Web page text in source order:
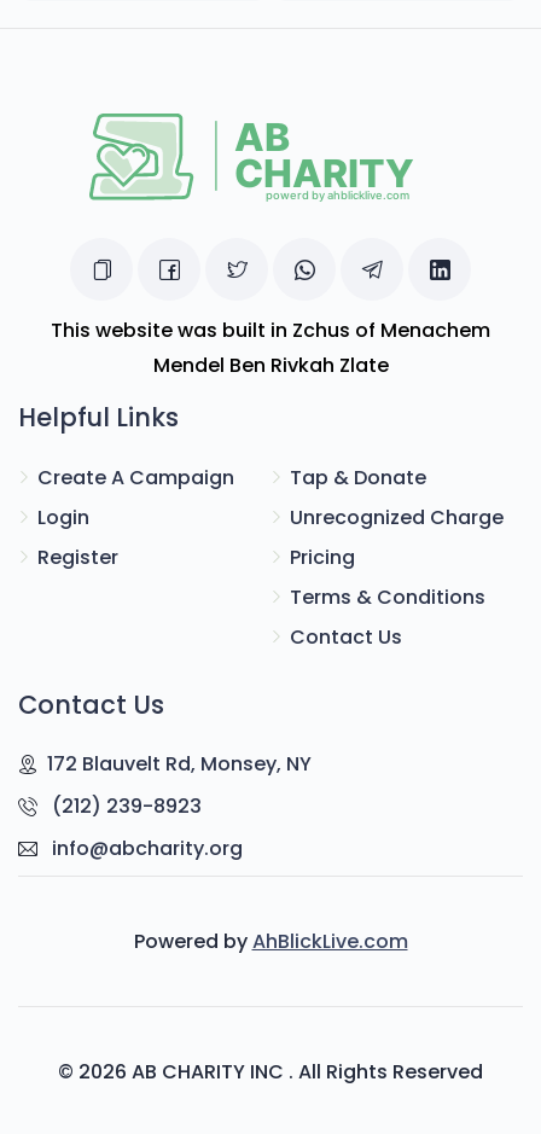
This website was built in Zchus of Menachem
Mendel Ben Rivkah Zlate
Helpful Links
Create A Campaign
Login
Register
Tap & Donate
Unrecognized Charge
Pricing
Terms & Conditions
Contact Us
Contact Us
172 Blauvelt Rd, Monsey, NY
(212) 239-8923
info@abcharity.org
Powered byAhBlickLive.com
© 2026 AB CHARITY INC . All Rights Reserved